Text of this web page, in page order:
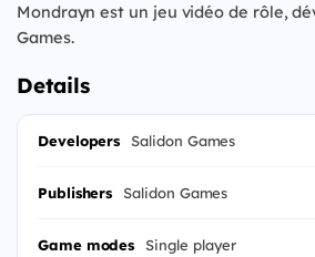
Mondrayn est un jeu vidéo de rôle,
Games.
Details
Developers Salidon Games
Publishers Salidon Games
Game modes Single player